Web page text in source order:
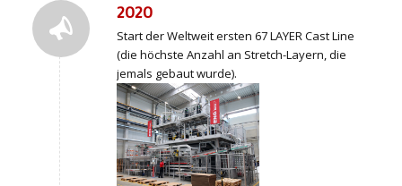
2020
Start der Weltweit ersten 67 LAYER Cast Line
(die höchste Anzahl an Stretch-Layern, die
jemals gebaut wurde).